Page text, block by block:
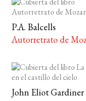
P.A. Balcells
Autorretrato de
John Eliot Gardiner